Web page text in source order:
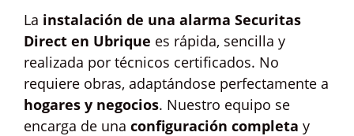
La instalación de una alarma Securitas
Direct en Ubrique es rápida, sencilla y
realizada por técnicos certificados. No
requiere obras, adaptándose perfectamente a
hogares y negocios. Nuestro equipo se
encarga de una configuración completa y